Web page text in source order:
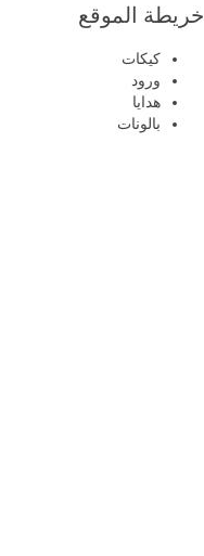
خريطة الموقع
كيكات
ورود
هدايا
بالونات